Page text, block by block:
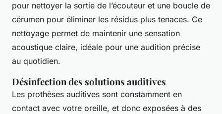
pour nettoyer la sortie de l’écouteur et une boucle de
cérumen pour éliminer les résidus plus tenaces. Ce
nettoyage permet de maintenir une sensation
acoustique claire, idéale pour une audition précise
au quotidien.
Désinfection des solutions auditives
Les prothèses auditives sont constamment en
contact avec votre oreille, et donc exposées à des